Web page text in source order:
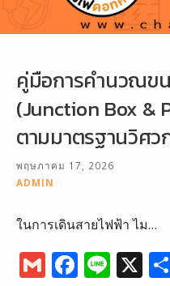
คู่มือการคำนวณข
(Junction Box &
ตามมาตรฐานวิศว
พฤษภาคม 17, 2026
ADMIN
ในการเดินสายไฟฟ้า ไม…
G F Li X